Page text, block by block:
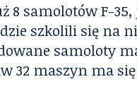
8 samolotów F-
szkolili się na
samoloty
32 maszyn ma